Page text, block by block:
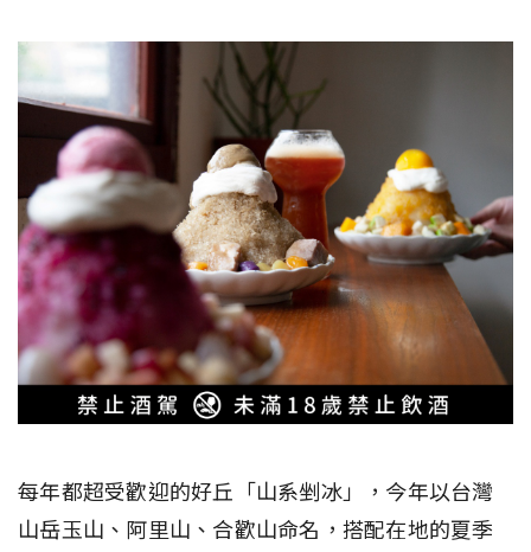
每年都超受歡迎的好丘「山系剉冰」，今年以台灣
山岳玉山、阿里山、合歡山命名，搭配在地的夏季